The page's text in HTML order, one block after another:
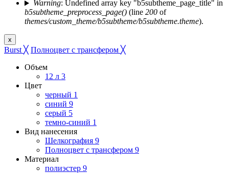
Warning: Undefined array key "b5subtheme_page_title" in
b5subtheme_preprocess_page() (line 200 of
themes/custom_theme/b5subtheme/b5subtheme.theme).
x
Burst ╳ Полноцвет с трансфером ╳
Объем
12 л 3
Цвет
черный 1
синий 9
серый 5
темно-синий 1
Вид нанесения
Шелкография 9
Полноцвет с трансфером 9
Материал
полиэстер 9